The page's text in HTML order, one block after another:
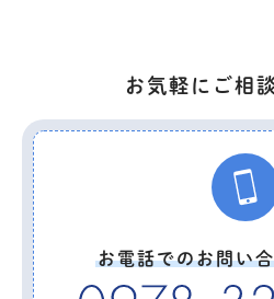
お気軽にご相
お電話でのお問い